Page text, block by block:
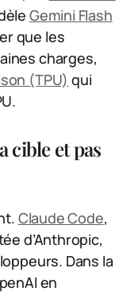
Gemini Flash
que les
charges,
(TPU) qui
cible et pas
Claude Code,
d’Anthropic,
Dans la
en